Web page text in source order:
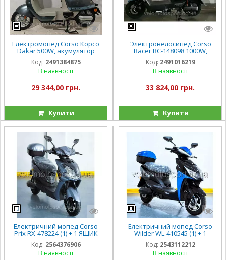
Електромопед Corso Корсо
Dakar 500W, акумулятор
60V/20Ah
Код: 2491384875
В наявності
29 344,00 грн.
Купити
Электровелосипед Corso
Racer RC-148098 1000W,
коробціі
Код: 2491016219
В наявності
33 824,00 грн.
Купити
Електричний мопед Corso
Prix RX-478224 (1) + 1 ЯЩИК
АКУМ двигун 1500W,
акумулятор 72V/23Ah, в
коробці
Код: 2564376906
В наявності
Електричний мопед Corso
Wilder WL-410545 (1) + 1
ЯЩИК АКУМ, двигун 1200W,
акумулятор 72V/23Ah, в
коробці
Код: 2543112212
В наявності